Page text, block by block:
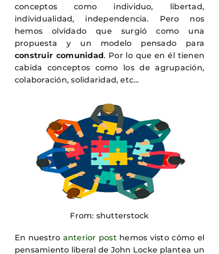
conceptos como individuo, libertad,
individualidad, independencia. Pero nos
hemos olvidado que surgió como una
propuesta y un modelo pensado para
construir comunidad. Por lo que en él tienen
cabida conceptos como los de agrupación,
colaboración, solidaridad, etc…
From: shutterstock
En nuestro anterior post hemos visto cómo el
pensamiento liberal de John Locke plantea un